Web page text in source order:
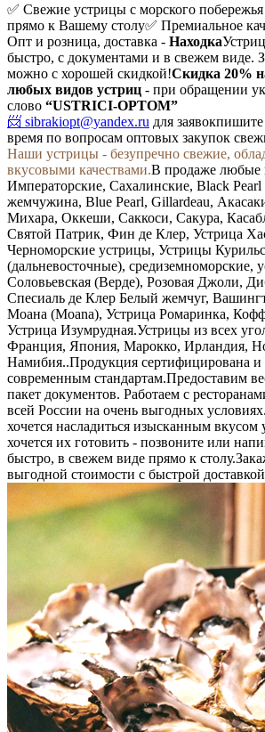
✅ Свежие устрицы с морского побережья
прямо к Вашему столу✅ Премиальное
Опт и розница, доставка - Находка
быстро, с документами и в свежем виде.
можно с хорошей скидкой!Скидка 20%
любых видов устриц - при обращении
слово “USTRICI-OPTOM”
📨 sibrakiopt@yandex.ru для заявокпишите
время по вопросам оптовых закупок
Наши устрицы - безупречно свежие,
вкусовыми качествами.В продаже любые
Императорские, Сахалинские, Black
жемчужина, Blue Pearl, Gillardeau,
Михара, Оккеши, Саккоси, Сакура,
Святой Патрик, Фин де Клер, Устрица
Черноморские устрицы, Устрицы
(дальневосточные), средиземноморские,
Соловьевская (Верде), Розовая Джоли,
Спесиаль де Клер Белый жемчуг,
Моана (Moana), Устрица Ромаринка,
Устрица Изумрудная.Устрицы из всех
Франция, Япония, Марокко, Ирландия,
Намибия..Продукция сертифицирована и
современным стандартам.Предоставим
пакет документов. Работаем с
всей России на очень выгодных условиях.
хочется насладиться изысканным вкусом
хочется их готовить - позвоните или
быстро, в свежем виде прямо к столу.
выгодной стоимости с быстрой